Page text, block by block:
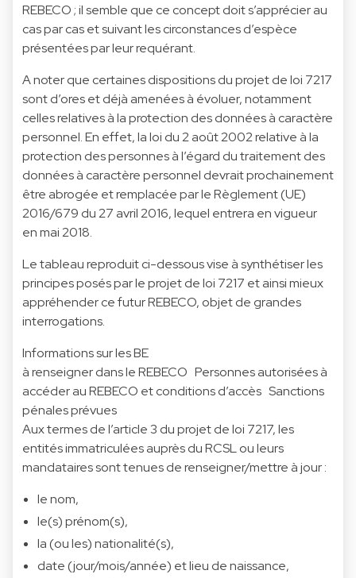
REBECO ; il semble que ce concept doit s’apprécier au
cas par cas et suivant les circonstances d’espèce
présentées par leur requérant.
A noter que certaines dispositions du projet de loi 7217
sont d’ores et déjà amenées à évoluer, notamment
celles relatives à la protection des données à caractère
personnel. En effet, la loi du 2 août 2002 relative à la
protection des personnes à l’égard du traitement des
données à caractère personnel devrait prochainement
être abrogée et remplacée par le Règlement (UE)
2016/679 du 27 avril 2016, lequel entrera en vigueur
en mai 2018.
Le tableau reproduit ci-dessous vise à synthétiser les
principes posés par le projet de loi 7217 et ainsi mieux
appréhender ce futur REBECO, objet de grandes
interrogations.
Informations sur les BE
à renseigner dans le REBECO Personnes autorisées à
accéder au REBECO et conditions d’accès Sanctions
pénales prévues
Aux termes de l’article 3 du projet de loi 7217, les
entités immatriculées auprès du RCSL ou leurs
mandataires sont tenues de renseigner/mettre à jour :
le nom,
le(s) prénom(s),
la (ou les) nationalité(s),
date (jour/mois/année) et lieu de naissance,